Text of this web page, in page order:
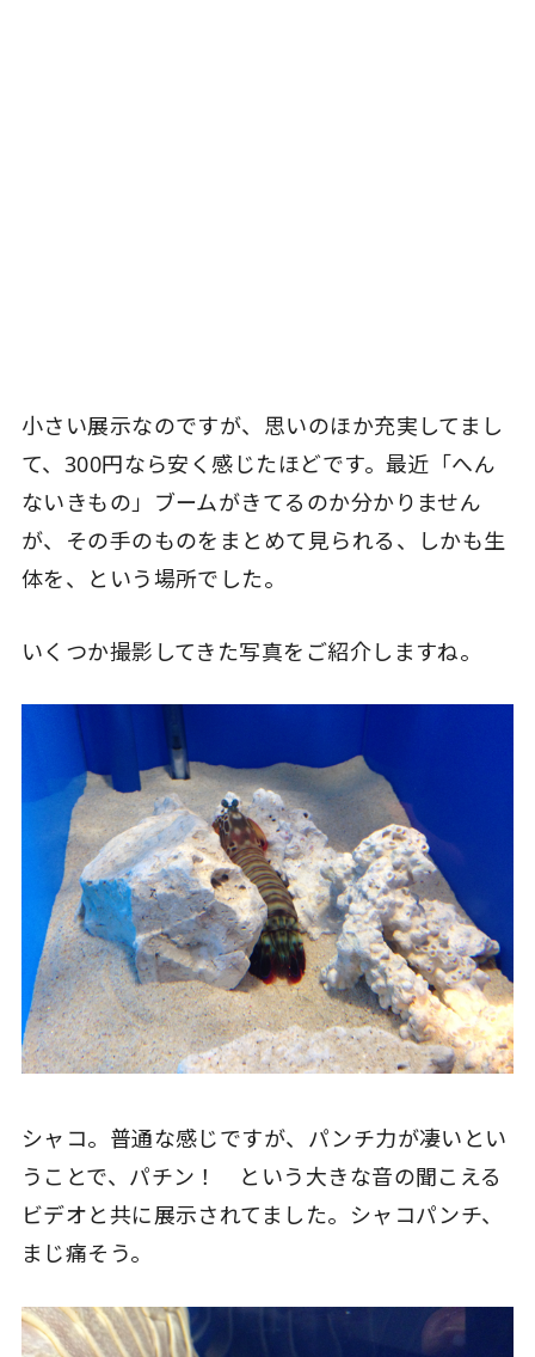
小さい展示なのですが、思いのほか充実してまし
て、300円なら安く感じたほどです。最近「へん
ないきもの」ブームがきてるのか分かりません
が、その手のものをまとめて見られる、しかも生
体を、という場所でした。
いくつか撮影してきた写真をご紹介しますね。
シャコ。普通な感じですが、パンチ力が凄いとい
うことで、パチン！ という大きな音の聞こえる
ビデオと共に展示されてました。シャコパンチ、
まじ痛そう。